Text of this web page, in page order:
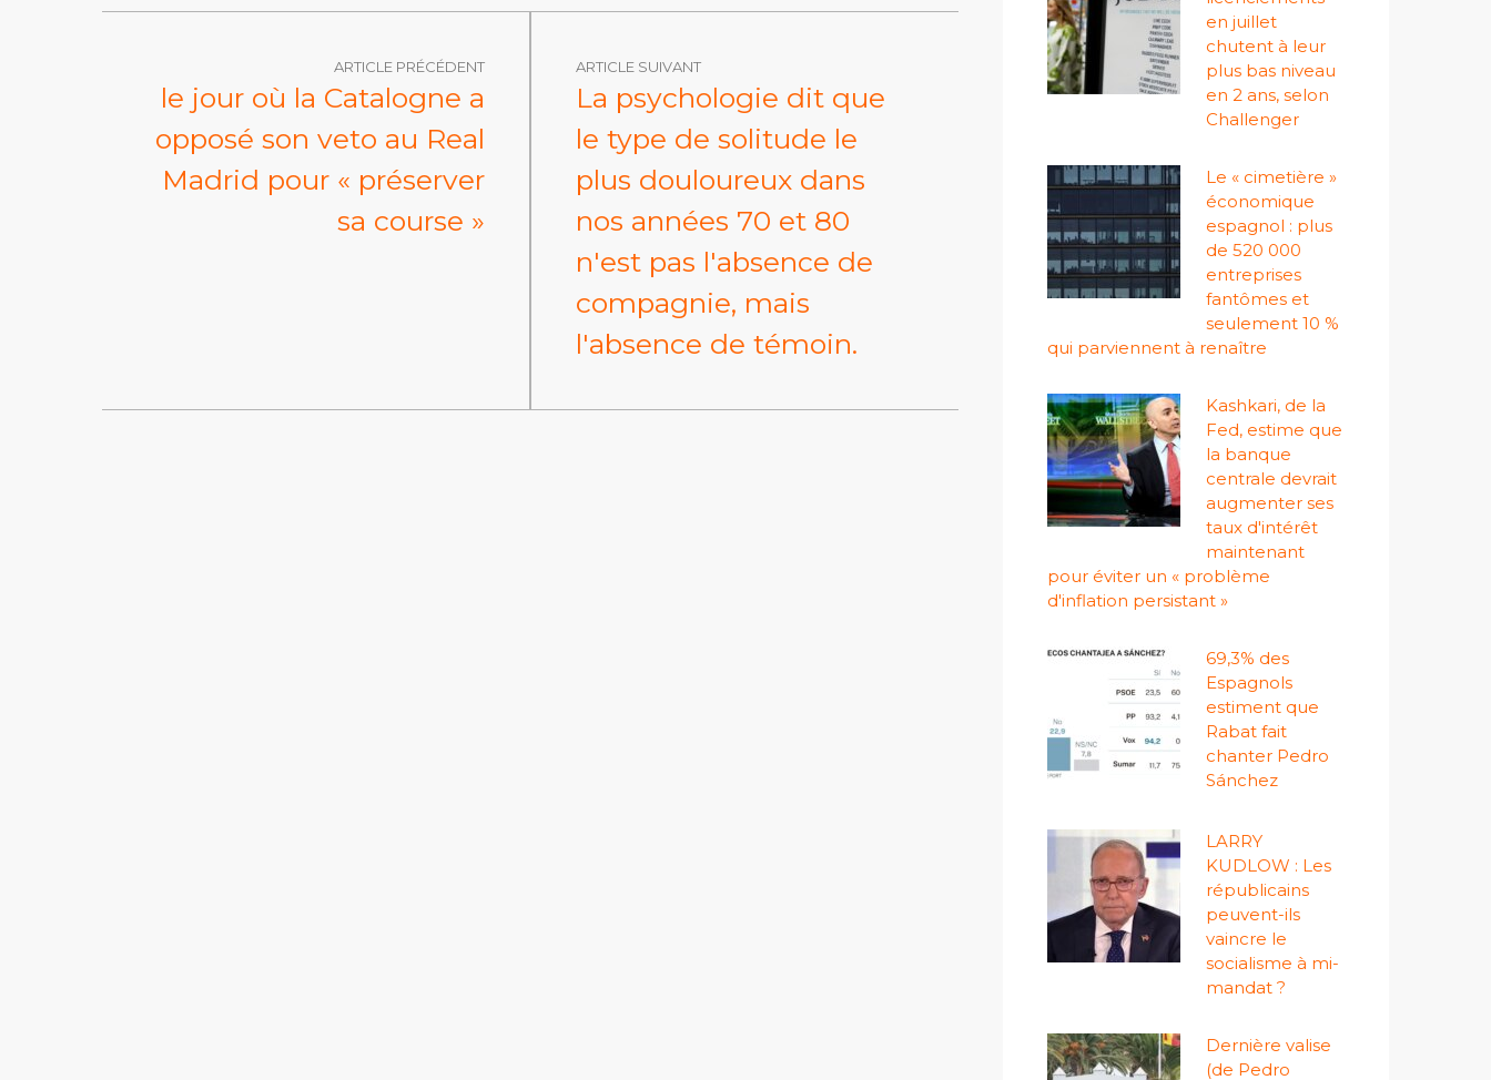
ARTICLE PRÉCÉDENT
le jour où la Catalogne a
opposé son veto au Real
Madrid pour « préserver
sa course »
ARTICLE SUIVANT
La psychologie dit que
le type de solitude le
plus douloureux dans
nos années 70 et 80
n'est pas l'absence de
compagnie, mais
l'absence de témoin.
en juillet
chutent à leur
plus bas niveau
en 2 ans, selon
Challenger
Le « cimetière »
économique
espagnol : plus
de 520 000
entreprises
fantômes et
seulement 10 %
qui parviennent à renaître
Kashkari, de la
Fed, estime que
la banque
centrale devrait
augmenter ses
taux d'intérêt
maintenant
pour éviter un « problème
d'inflation persistant »
69,3% des
Espagnols
estiment que
Rabat fait
chanter Pedro
Sánchez
LARRY
KUDLOW : Les
républicains
peuvent-ils
vaincre le
socialisme à mi-
mandat ?
Dernière valise
(de Pedro